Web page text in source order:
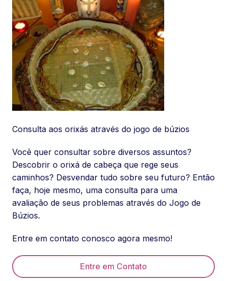
Consulta aos orixás através do jogo de búzios
Você quer consultar sobre diversos assuntos?
Descobrir o orixá de cabeça que rege seus
caminhos? Desvendar tudo sobre seu futuro? Então
faça, hoje mesmo, uma consulta para uma
avaliação de seus problemas através do Jogo de
Búzios.
Entre em contato conosco agora mesmo!
Entre em Contato